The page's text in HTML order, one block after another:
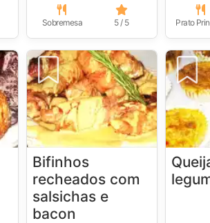
Sobremesa 5 / 5 Prato
Bifinhos
recheados com
salsichas e
bacon